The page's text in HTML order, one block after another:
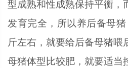
型成熟和性成熟保持平衡，
发育完全，所以养后备母
斤左右，就要给后备母猪喂
母猪体型比较肥，就要适当